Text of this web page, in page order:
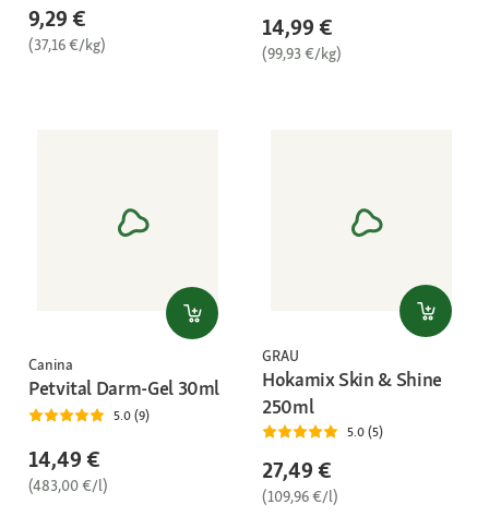
9,29 €
(37,16 €/kg)
14,99 €
(99,93 €/kg)
Canina
Petvital Darm-Gel 30ml
5.0 (9)
14,49 €
(483,00 €/l)
GRAU
Hokamix Skin & Shine
250ml
5.0 (5)
27,49 €
(109,96 €/l)